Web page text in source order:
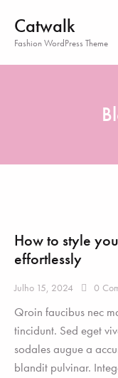
Catwalk
Fashion WordPress Theme
How to style
effortlessly
Julho 15, 2024 0
Qroin faucibus nec
tincidunt. Sed eget
sodales augue a
blandit pulvinar.